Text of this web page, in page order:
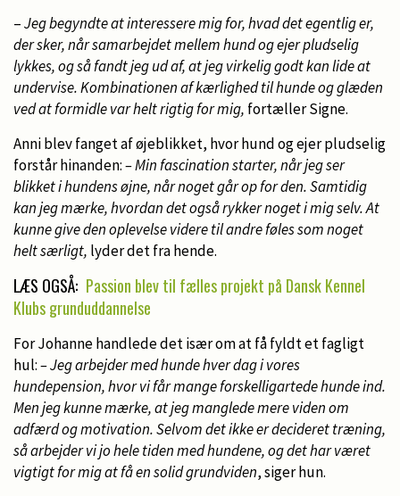
–Jeg begyndte at interessere mig for, hvad det egentlig er,
der sker, når samarbejdet mellem hund og ejer pludselig
lykkes, og så fandt jeg ud af, at jeg virkelig godt kan lide at
undervise. Kombinationen af kærlighed til hunde og glæden
ved at formidle var helt rigtig for mig, fortæller Signe.
Anni blev fanget af øjeblikket, hvor hund og ejer pludselig
forstår hinanden:– Min fascination starter, når jeg ser
blikket i hundens øjne, når noget går op for den. Samtidig
kan jeg mærke, hvordan det også rykker noget i mig selv. At
kunne give den oplevelse videre til andre føles som noget
helt særligt, lyder det fra hende.
LÆS OGSÅ: Passion blev til fælles projekt på Dansk Kennel
Klubs grunduddannelse
For Johanne handlede det især om at få fyldt et fagligt
hul:– Jeg arbejder med hunde hver dag i vores
hundepension, hvor vi får mange forskelligartede hunde ind.
Men jeg kunne mærke, at jeg manglede mere viden om
adfærd og motivation. Selvom det ikke er decideret træning,
så arbejder vi jo hele tiden med hundene, og det har været
vigtigt for mig at få en solid grundviden, siger hun.